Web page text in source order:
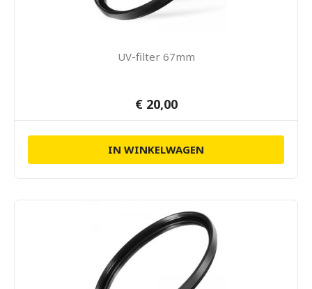
UV-filter 67mm
€ 20,00
IN WINKELWAGEN